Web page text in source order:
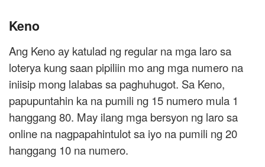
Keno
Ang Keno ay katulad ng regular na mga laro sa
loterya kung saan pipiliin mo ang mga numero na
iniisip mong lalabas sa paghuhugot. Sa Keno,
papupuntahin ka na pumili ng 15 numero mula 1
hanggang 80. May ilang mga bersyon ng laro sa
online na nagpapahintulot sa iyo na pumili ng 20
hanggang 10 na numero.